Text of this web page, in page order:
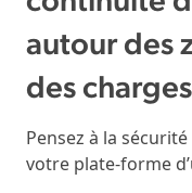
autour des
des
Pensez à la
votre plate-forme